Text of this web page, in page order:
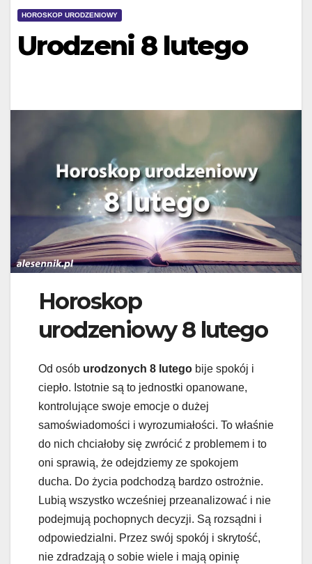
HOROSKOP URODZENIOWY
Urodzeni 8 lutego
Horoskop
urodzeniowy 8 lutego
Od osób urodzonych 8 lutego bije spokój i
ciepło. Istotnie są to jednostki opanowane,
kontrolujące swoje emocje o dużej
samoświadomości i wyrozumiałości. To właśnie
do nich chciałoby się zwrócić z problemem i to
oni sprawią, że odejdziemy ze spokojem
ducha. Do życia podchodzą bardzo ostrożnie.
Lubią wszystko wcześniej przeanalizować i nie
podejmują pochopnych decyzji. Są rozsądni i
odpowiedzialni. Przez swój spokój i skrytość,
nie zdradzają o sobie wiele i mają opinię